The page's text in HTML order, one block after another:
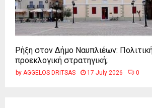
Ρήξη στον Δήμο Ναυπλιέων:
προεκλογική στρατηγική;
by AGGELOS DRITSAS 17 July 2026 0